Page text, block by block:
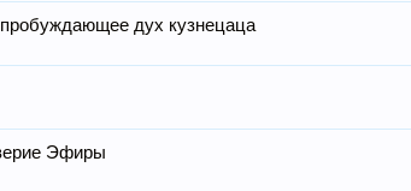
дух кузнецаца
Эфиры